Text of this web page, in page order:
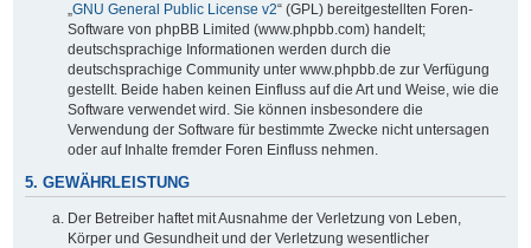
„GNU General Public License v2“ (GPL) bereitgestellten Foren-
Software von phpBB Limited (www.phpbb.com) handelt;
deutschsprachige Informationen werden durch die
deutschsprachige Community unter www.phpbb.de zur Verfügung
gestellt. Beide haben keinen Einfluss auf die Art und Weise, wie die
Software verwendet wird. Sie können insbesondere die
Verwendung der Software für bestimmte Zwecke nicht untersagen
oder auf Inhalte fremder Foren Einfluss nehmen.
5. GEWÄHRLEISTUNG
Der Betreiber haftet mit Ausnahme der Verletzung von Leben,
Körper und Gesundheit und der Verletzung wesentlicher